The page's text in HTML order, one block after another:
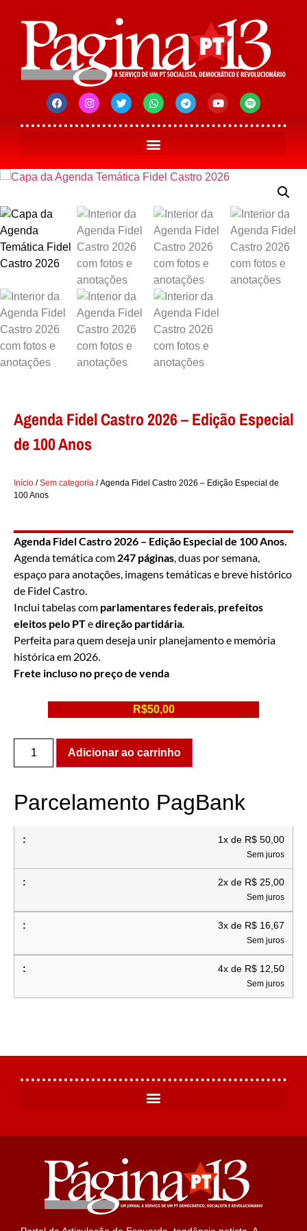
Agenda Fidel Castro 2026 – Edição Especial
de 100 Anos
Início /Sem categoria / Agenda Fidel Castro 2026 – Edição Especial de
100 Anos
Agenda Fidel Castro 2026 – Edição Especial de 100 Anos.
Agenda temática com 247 páginas, duas por semana,
espaço para anotações, imagens temáticas e breve histórico
de Fidel Castro.
Inclui tabelas com parlamentares federais, prefeitos
eleitos pelo PTedireção partidária.
Perfeita para quem deseja unir planejamento e memória
histórica em 2026.
Frete incluso no preço de venda
R$50,00
Adicionar ao carrinho
Parcelamento PagBank
1x de R$ 50,00
Sem juros
2x de R$ 25,00
Sem juros
3x de R$ 16,67
Sem juros
4x de R$ 12,50
Sem juros